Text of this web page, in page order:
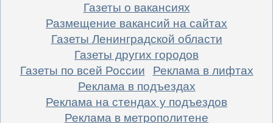
Газеты о вакансиях
Размещение вакансий на сайтах
Газеты Ленинградской области
Газеты других городов
Газеты по всей России
Реклама в лифтах
Реклама в подъездах
Реклама на стендах у подъездов
Реклама в метрополитене